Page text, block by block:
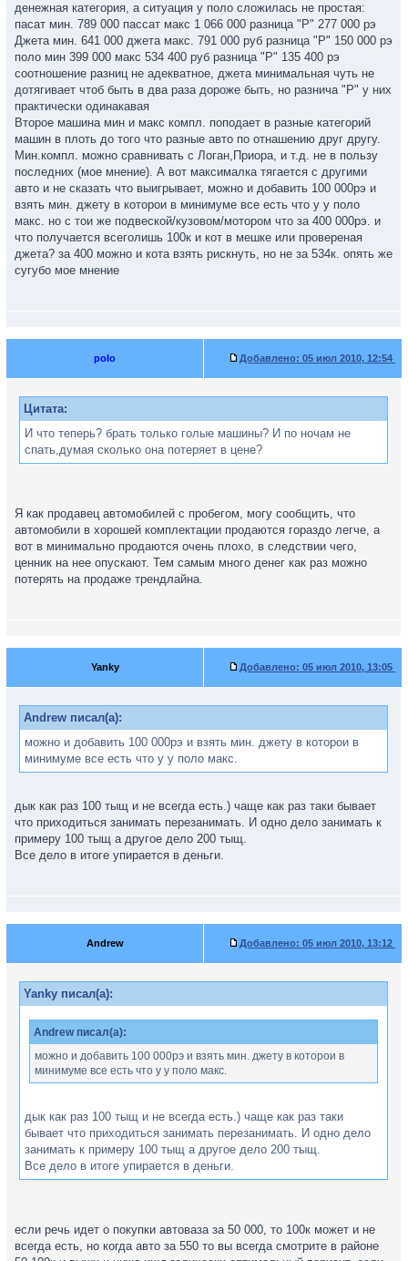
денежная категория, а ситуация у поло сложилась не простая:
пасат мин. 789 000 пассат макс 1 066 000 разница "Р" 277 000 рэ
Джета мин. 641 000 джета макс. 791 000 руб разница "Р" 150 000 рэ
поло мин 399 000 макс 534 400 руб разница "Р" 135 400 рэ
соотношение разниц не адекватное, джета минимальная чуть не
дотягивает чтоб быть в два раза дороже быть, но разнича "Р" у них
практически одинакавая
Второе машина мин и макс компл. поподает в разные категорий
машин в плоть до того что разные авто по отнашению друг другу.
Мин.компл. можно сравнивать с Логан,Приора, и т.д. не в пользу
последних (мое мнение). А вот максималка тягается с другими
авто и не сказать что выигрывает, можно и добавить 100 000рэ и
взять мин. джету в которои в минимуме все есть что у у поло
макс. но с тои же подвеской/кузовом/мотором что за 400 000рэ. и
что получается всеголишь 100к и кот в мешке или провереная
джета? за 400 можно и кота взять рискнуть, но не за 534к. опять же
сугубо мое мнение
polo Добавлено: 05 июл 2010, 12:54
Цитата:
И что теперь? брать только голые машины? И по ночам не
спать,думая сколько она потеряет в цене?
Я как продавец автомобилей с пробегом, могу сообщить, что
автомобили в хорошей комплектации продаются гораздо легче, а
вот в минимально продаются очень плохо, в следствии чего,
ценник на нее опускают. Тем самым много денег как раз можно
потерять на продаже трендлайна.
Yanky Добавлено: 05 июл 2010, 13:05
Andrew писал(а):
можно и добавить 100 000рэ и взять мин. джету в которои в
минимуме все есть что у у поло макс.
дык как раз 100 тыщ и не всегда есть.) чаще как раз таки бывает
что приходиться занимать перезанимать. И одно дело занимать к
примеру 100 тыщ а другое дело 200 тыщ.
Все дело в итоге упирается в деньги.
Andrew Добавлено: 05 июл 2010, 13:12
Yanky писал(а):
Andrew писал(а):
можно и добавить 100 000рэ и взять мин. джету в которои в
минимуме все есть что у у поло макс.
дык как раз 100 тыщ и не всегда есть.) чаще как раз таки
бывает что приходиться занимать перезанимать. И одно дело
занимать к примеру 100 тыщ а другое дело 200 тыщ.
Все дело в итоге упирается в деньги.
если речь идет о покупки автоваза за 50 000, то 100к может и не
всегда есть, но когда авто за 550 то вы всегда смотрите в районе